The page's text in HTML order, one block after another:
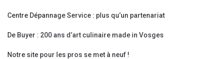
Centre Dépannage Service : plus qu’un partenariat
De Buyer : 200 ans d’art culinaire made in Vosges
Notre site pour les pros se met à neuf !